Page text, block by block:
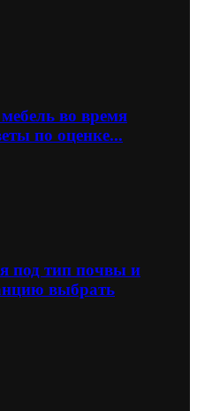
во время
по оценке...
под тип почвы и
выбрать